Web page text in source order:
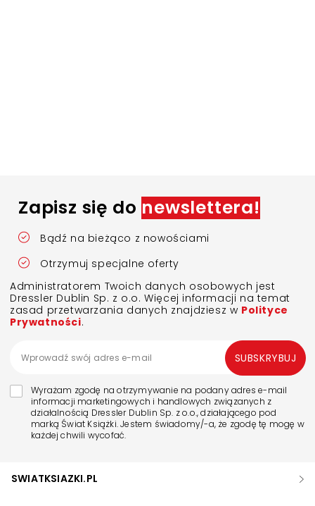
Zapisz się do newslettera!
Bądź na bieżąco z nowościami
Otrzymuj specjalne oferty
Administratorem Twoich danych osobowych jest
Dressler Dublin Sp. z o.o. Więcej informacji na temat
zasad przetwarzania danych znajdziesz w Polityce
Prywatności.
Wyrażam zgodę na otrzymywanie na podany adres e-mail
informacji marketingowych i handlowych związanych z
działalnością Dressler Dublin Sp. z o.o., działającego pod
marką Świat Książki. Jestem świadomy/-a, że zgodę tę mogę w
każdej chwili wycofać.
SUBSKRYBUJ
SWIATKSIAZKI.PL